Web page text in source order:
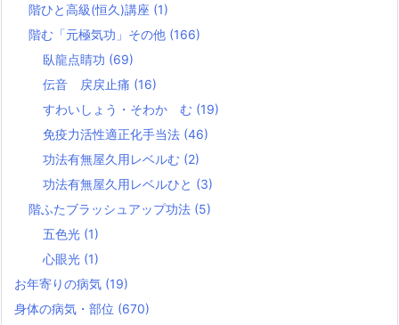
階ひと高級(恒久)講座 (1)
階む「元極気功」その他 (166)
臥龍点睛功 (69)
伝音 戻戻止痛 (16)
すわいしょう・そわか む (19)
免疫力活性適正化手当法 (46)
功法有無屋久用レベルむ (2)
功法有無屋久用レベルひと (3)
階ふたブラッシュアップ功法 (5)
五色光 (1)
心眼光 (1)
お年寄りの病気 (19)
身体の病気・部位 (670)